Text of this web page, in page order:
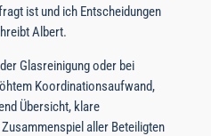
ist und ich Entscheidungen
Albert.
Glasreinigung oder bei
Koordinationsaufwand,
Übersicht, klare
aller Beteiligten